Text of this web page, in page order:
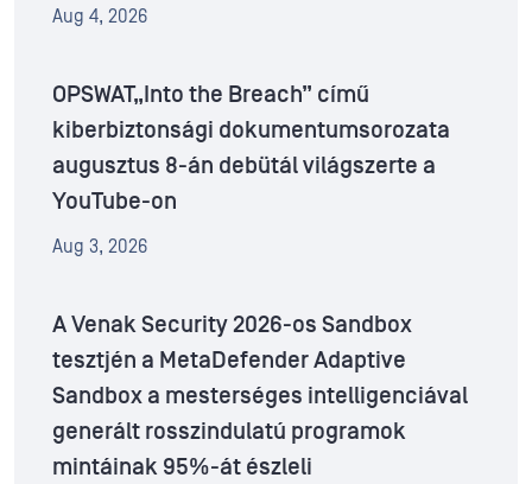
Aug 4, 2026
OPSWAT„Into the Breach” című
kiberbiztonsági dokumentumsorozata
augusztus 8-án debütál világszerte a
YouTube-on
Aug 3, 2026
A Venak Security 2026-os Sandbox
tesztjén a MetaDefender Adaptive
Sandbox a mesterséges intelligenciával
generált rosszindulatú programok
mintáinak 95%-át észleli